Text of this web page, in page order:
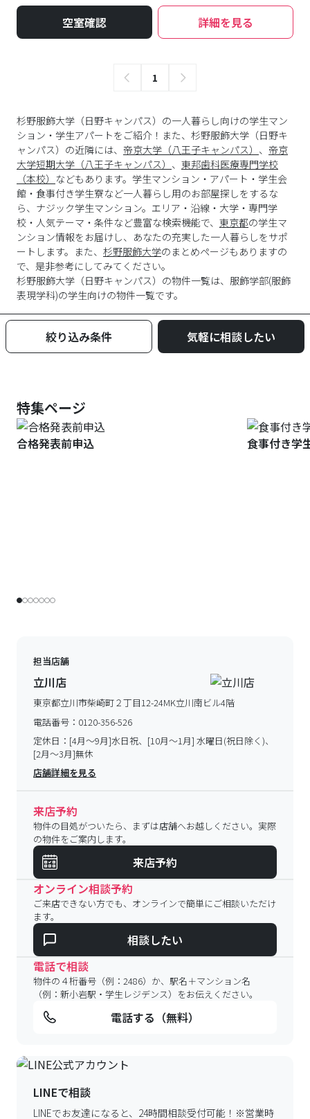
空室確認 詳細を見る
1
杉野服飾大学（日野キャンパス）の一人暮らし向けの学生マン
ション・学生アパートをご紹介！また、杉野服飾大学（日野キ
ャンパス）の近隣には、 帝京大学（八王子キャンパス） 、 帝京
大学短期大学（八王子キャンパス） 、 東邦歯科医療専門学校
（本校） などもあります。学生マンション・アパート・学生会
館・食事付き学生寮など一人暮らし用のお部屋探しをするな
ら、ナジック学生マンション。エリア・沿線・大学・専門学
校・人気テーマ・条件など豊富な検索機能で、 東京都の学生マ
ンション情報をお届けし、あなたの充実した一人暮らしをサポ
ートします。また、 杉野服飾大学のまとめページもありますの
で、是非参考にしてみてください。
杉野服飾大学 （日野キャンパス）の物件一覧は、 服飾学部(服飾
表現学科)の学生向けの物件一覧です。
絞り込み条件 気軽に相談したい
特集ページ
合格発表前申込 食事付き学
担当店舗
立川店
東京都立川市柴崎町２丁目12-24MK立川南ビル4階
電話番号： 0120-356-526
定休日： [4月～9月]水日祝、[10月～1月] 水曜日(祝日除く)、
[2月～3月]無休
店舗詳細を見る
来店予約
物件の目処がついたら、まずは店舗へお越しください。実際
の物件をご案内します。
来店予約
オンライン相談予約
ご来店できない方でも、オンラインで簡単にご相談いただけ
ます。
相談したい
電話で相談
物件の４桁番号（例：2486）か、駅名＋マンション名
（例：新小岩駅・学生レジデンス）をお伝えください。
電話する（無料）
LINEで相談
LINEでお友達になると、24時間相談受付可能！ ※営業時